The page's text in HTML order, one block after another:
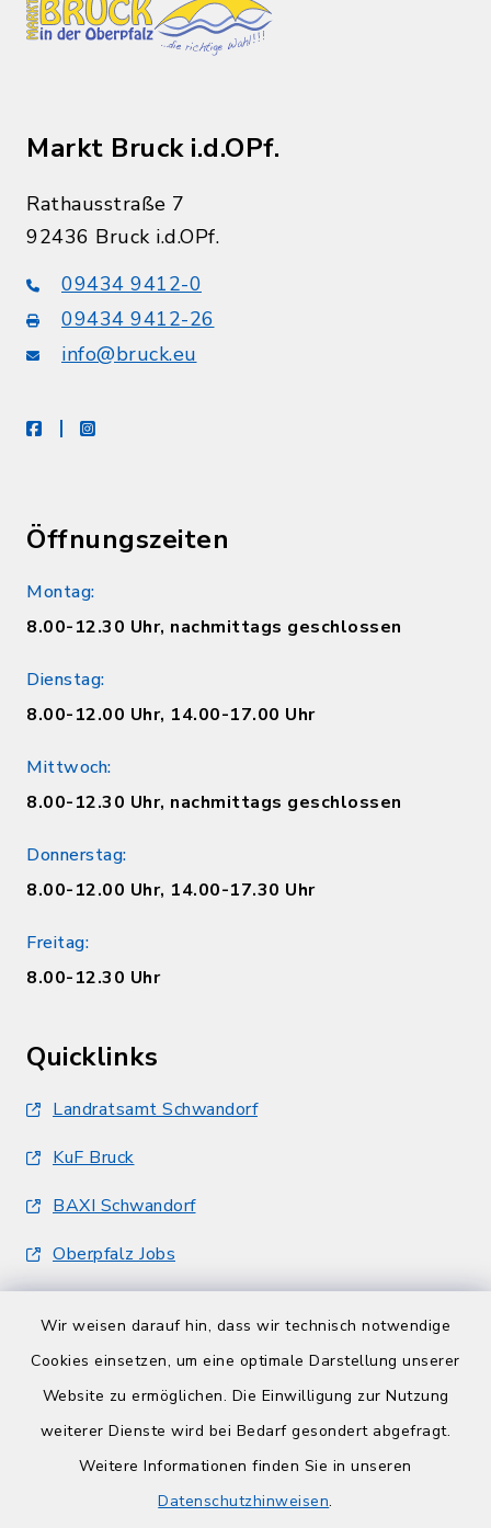
Wir weisen darauf hin, dass wir technisch notwendige
Cookies einsetzen, um eine optimale Darstellung unserer
Website zu ermöglichen. Die Einwilligung zur Nutzung
weiterer Dienste wird bei Bedarf gesondert abgefragt.
Weitere Informationen finden Sie in unseren
Datenschutzhinweisen.
Markt Bruck i.d.OPf.
Rathausstraße 7
92436 Bruck i.d.OPf.
09434 9412-0
09434 9412-26
info@bruck.eu
facebookinstagram
Öffnungszeiten
Montag:
8.00-12.30 Uhr, nachmittags geschlossen
Dienstag:
8.00-12.00 Uhr, 14.00-17.00 Uhr
Mittwoch:
8.00-12.30 Uhr, nachmittags geschlossen
Donnerstag:
8.00-12.00 Uhr, 14.00-17.30 Uhr
Freitag:
8.00-12.30 Uhr
Quicklinks
Landratsamt Schwandorf
KuF Bruck
BAXI Schwandorf
Oberpfalz Jobs
Barrierefreiheit